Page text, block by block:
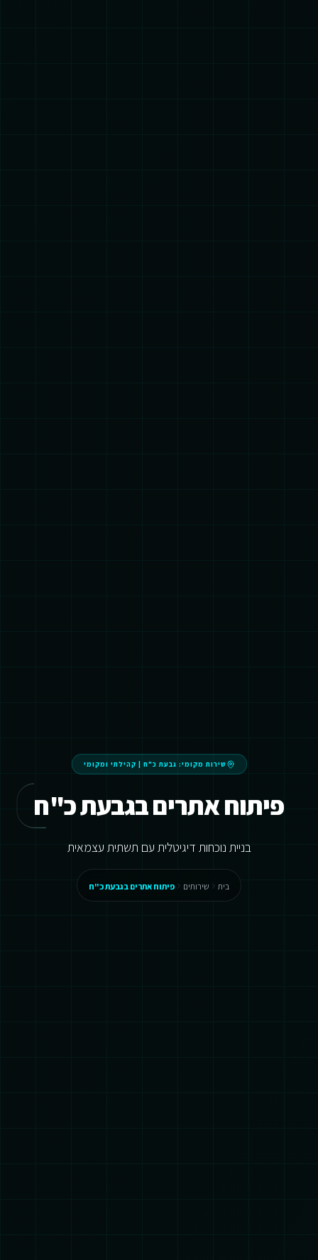
שירות מקומי: גבעת כ"ח קהילתי ומקומי
פיתוח אתרים בגבעת כ"ח
בניית נוכחות דיגיטלית עם תשתית עצמאית
בית שירותים פיתוח אתרים בגבעת כ"ח